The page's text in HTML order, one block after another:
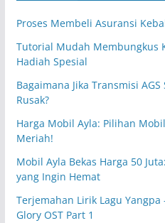
Proses Membeli Asuransi
Tutorial Mudah Membungkus
Hadiah Spesial
Bagaimana Jika Transmisi
Rusak?
Harga Mobil Ayla: Pilihan
Meriah!
Mobil Ayla Bekas Harga 50
yang Ingin Hemat
Terjemahan Lirik Lagu Yangpa
Glory OST Part 1